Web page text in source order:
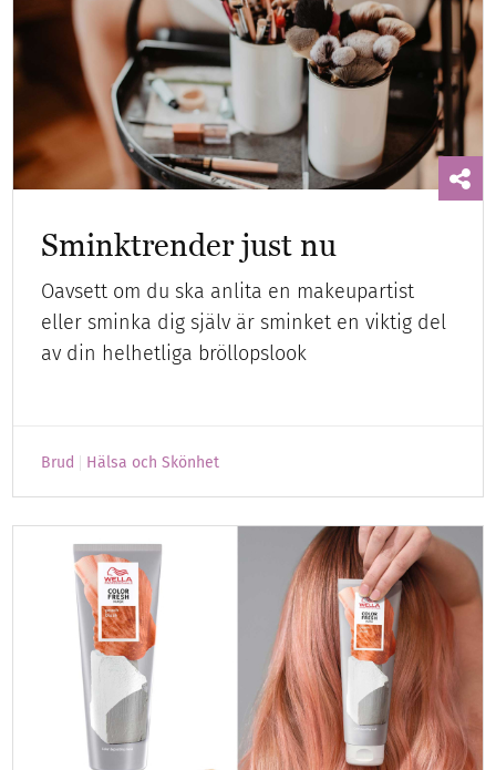
Sminktrender just nu
Oavsett om du ska anlita en makeupartist
eller sminka dig själv är sminket en viktig del
av din helhetliga bröllopslook
Brud Hälsa och Skönhet